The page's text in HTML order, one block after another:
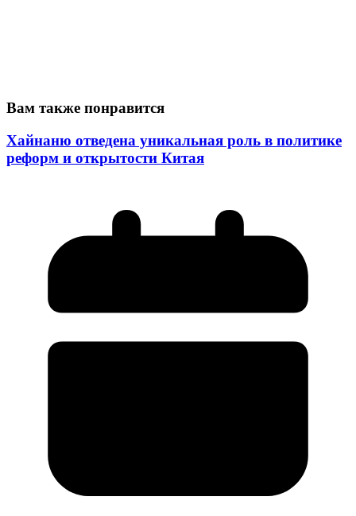
Вам также понравится
Хайнаню отведена уникальная роль в политике
реформ и открытости Китая